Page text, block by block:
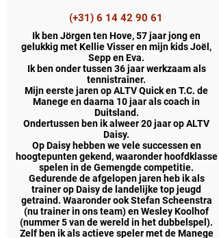
(+31) 6 14 42 90 61
Ik ben Jörgen ten Hove, 57 jaar jong en
gelukkig met Kellie Visser en mijn kids Joël,
Sepp en Eva.
Ik ben onder tussen 36 jaar werkzaam als
tennistrainer.
Mijn eerste jaren op ALTV Quick en T.C. de
Manege en daarna 10 jaar als coach in
Duitsland.
Ondertussen ben ik alweer 20 jaar op ALTV
Daisy.
Op Daisy hebben we vele successen en
hoogtepunten gekend, waaronder hoofdklasse
spelen in de Gemengde competitie.
Gedurende de afgelopen jaren heb ik als
trainer op Daisy de landelijke top jeugd
getraind. Waaronder ook Stefan Scheenstra
(nu trainer in ons team) en Wesley Koolhof
(nummer 5 van de wereld in het dubbelspel).
Zelf ben ik als actieve speler met de Manege